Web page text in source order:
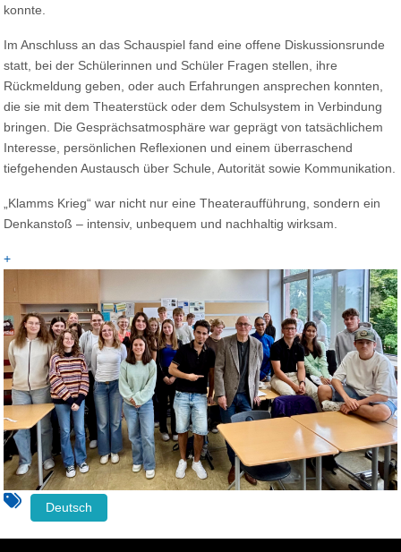
konnte.
Im Anschluss an das Schauspiel fand eine offene Diskussionsrunde
statt, bei der Schülerinnen und Schüler Fragen stellen, ihre
Rückmeldung geben, oder auch Erfahrungen ansprechen konnten,
die sie mit dem Theaterstück oder dem Schulsystem in Verbindung
bringen. Die Gesprächsatmosphäre war geprägt von tatsächlichem
Interesse, persönlichen Reflexionen und einem überraschend
tiefgehenden Austausch über Schule, Autorität sowie Kommunikation.
„Klamms Krieg“ war nicht nur eine Theateraufführung, sondern ein
Denkanstoß – intensiv, unbequem und nachhaltig wirksam.
+
Deutsch